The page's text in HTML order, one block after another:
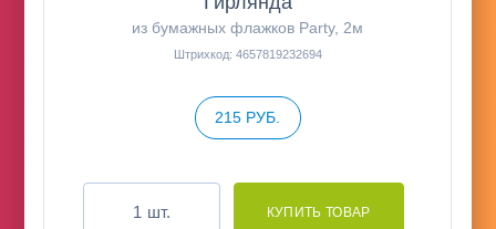
из бумажных флажков Party, 2м
Штрихкод: 4657819232694
215 РУБ.
шт.